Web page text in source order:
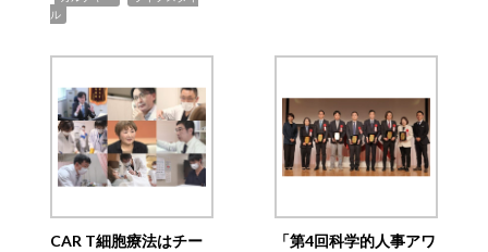
ル
CAR T細胞療法はチー
「第4回科学的人事アワ